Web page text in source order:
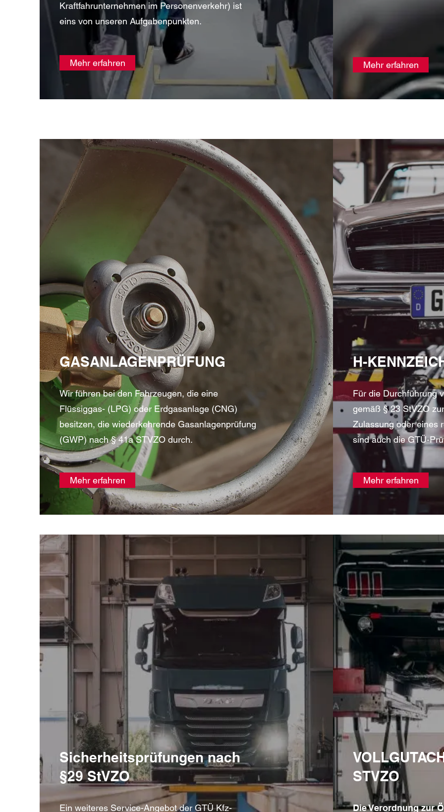
Kraftfahrunternehmen im Personenverkehr) ist
eins von unseren Aufgabenpunkten.
Mehr erfahren Mehr erfahren
GASANLAGENPRÜFUNG
Wir führen bei den Fahrzeugen, die eine
Flüssiggas- (LPG) oder Erdgasanlage (CNG)
besitzen, die wiederkehrende Gasanlagenprüfung
(GWP) nach § 41a STVZO durch.
Mehr erfahren
H-
Für die Durchführung
gemäß § 23 StVZO
Zulassung oder eines
sind auch die GTÜ-
Mehr erfahren
Sicherheitsprüfungen nach
§29 StVZO
Ein weiteres Service-Angebot der GTÜ Kfz-
STVZO
Die Verordnung zur